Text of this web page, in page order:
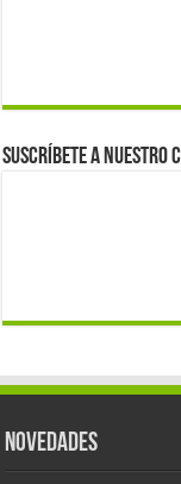
Suscríbete a nuestro
Novedades